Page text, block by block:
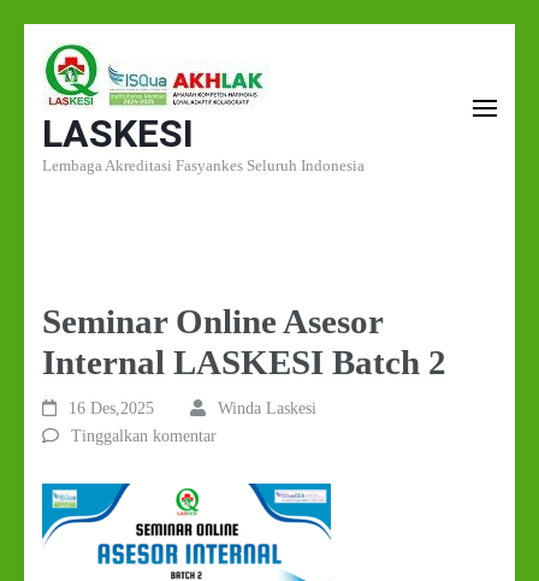
Lompat
konten
(Tekan
LASKESI
Lembaga Akreditasi Fasyankes Seluruh Indonesia
Seminar Online Asesor
Internal LASKESI Batch 2
16 Des,2025
Winda Laskesi
Tinggalkan komentar